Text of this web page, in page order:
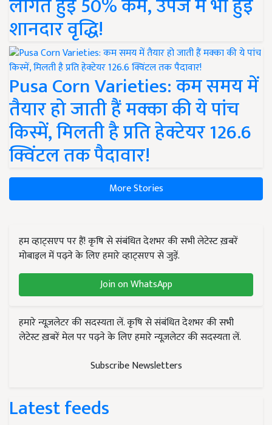
शानदार वृद्धि!
Pusa Corn Varieties: कम समय में
तैयार हो जाती हैं मक्का की ये पांच
किस्में, मिलती है प्रति हेक्टेयर 126.6
क्विंटल तक पैदावार!
More Stories
हम व्हाट्सएप पर हैं! कृषि से संबंधित देशभर की सभी लेटेस्ट ख़बरें
मोबाइल में पढ़ने के लिए हमारे व्हाट्सएप से जुड़ें.
Join on WhatsApp
हमारे न्यूज़लेटर की सदस्यता लें. कृषि से संबंधित देशभर की सभी
लेटेस्ट ख़बरें मेल पर पढ़ने के लिए हमारे न्यूज़लेटर की सदस्यता लें.
Subscribe Newsletters
Latest feeds